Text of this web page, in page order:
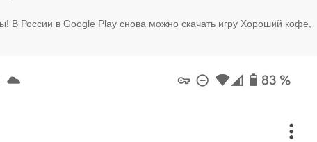
В России в Google Play снова можно скачать игру Хороший кофе,